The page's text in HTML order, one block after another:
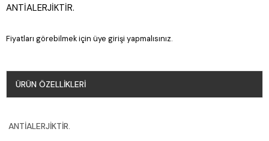
ANTİALERJİKTİR.
Fiyatları görebilmek için üye girişi yapmalısınız.
ÜRÜN ÖZELLIKLERI
ANTİALERJİKTİR.